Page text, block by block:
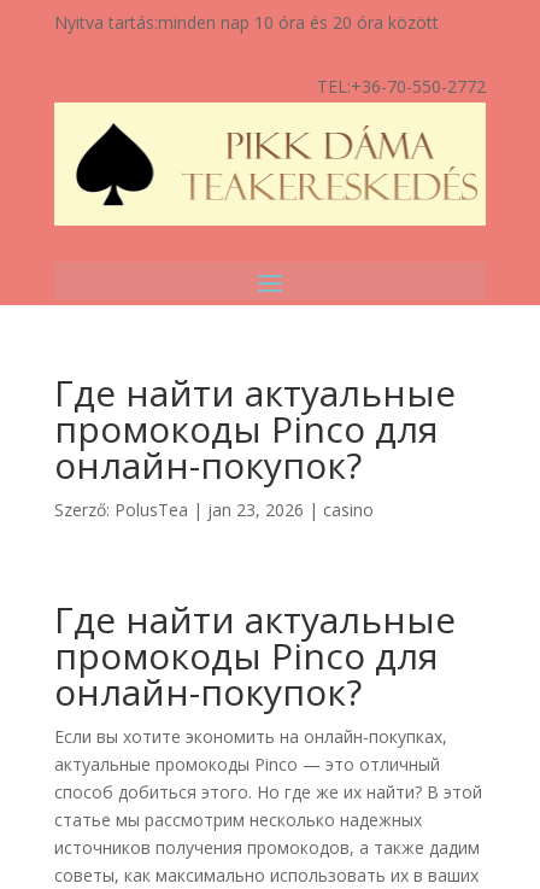
Nyitva tartás:minden nap 10 óra és 20 óra között
TEL:+36-70-550-2772
Где найти актуальные
промокоды Pinco для
онлайн-покупок?
Szerző: PolusTea | jan 23, 2026 | casino
Где найти актуальные
промокоды Pinco для
онлайн-покупок?
Если вы хотите экономить на онлайн-покупках,
актуальные промокоды Pinco — это отличный
способ добиться этого. Но где же их найти? В этой
статье мы рассмотрим несколько надежных
источников получения промокодов, а также дадим
советы, как максимально использовать их в ваших